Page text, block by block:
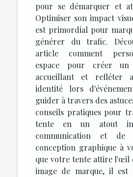
pour se démarquer et
Optimiser son impact
est primordial pour
générer du trafic.
article comment
espace pour créer un
accueillant et refléter
identité lors
guider à travers des
conseils pratiques pour
tente en un atout
communication et de
conception graphique à
que votre tente attire l'œil
image de marque, il est